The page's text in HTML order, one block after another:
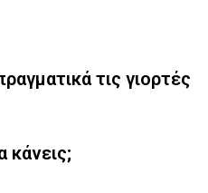
τις γιορτές
κάνεις;